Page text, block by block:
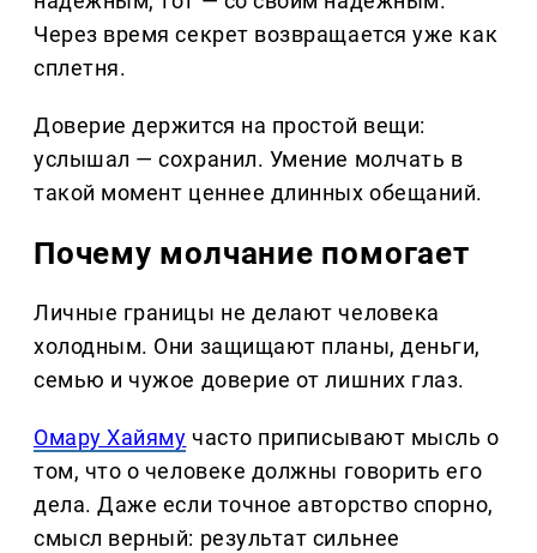
Через время секрет возвращается уже как
сплетня.
Доверие держится на простой вещи:
услышал — сохранил. Умение молчать в
такой момент ценнее длинных обещаний.
Почему молчание помогает
Личные границы не делают человека
холодным. Они защищают планы, деньги,
семью и чужое доверие от лишних глаз.
Омару Хайяму часто приписывают мысль о
том, что о человеке должны говорить его
дела. Даже если точное авторство спорно,
смысл верный: результат сильнее